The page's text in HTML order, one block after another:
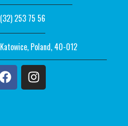
(32) 253 75 56
Katowice, Poland, 40-012